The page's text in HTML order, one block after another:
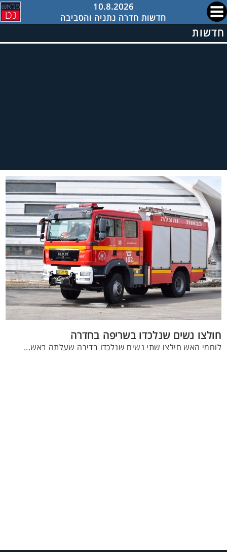
10.8.2026
חדשות חדרה נתניה והסביבה
חדשות
חולצו נשים שנלכדו בשריפה בחדרה
לוחמי האש חילצו שתי נשים שנלכדו בדירה שעלתה באש...